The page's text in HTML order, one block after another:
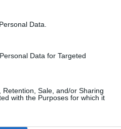
Data.
Data for Targeted
Sale, and/or Sharing
with the Purposes for which it